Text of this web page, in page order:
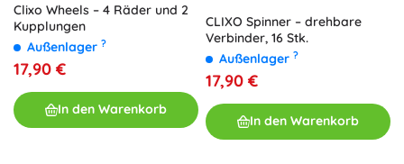
Clixo Wheels – 4 Räder und 2
Kupplungen
Außenlager ?
17,90 €
In den Warenkorb
CLIXO Spinner – drehbare
Verbinder, 16 Stk.
Außenlager ?
17,90 €
In den Warenkorb